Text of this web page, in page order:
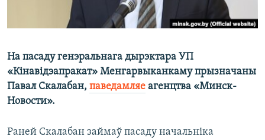
На пасаду генэральнага дырэктара УП
«Кінавідэапракат» Менгарвыканкаму прызначаны
Павал Скалабан, паведамляе агенцтва «Минск-
Новости».
Раней Скалабан займаў пасаду начальніка